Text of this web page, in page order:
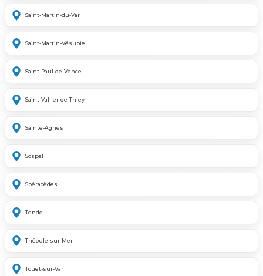
Saint-Martin-du-Var
Saint-Martin-Vésubie
Saint-Paul-de-Vence
Saint-Vallier-de-Thiey
Sainte-Agnès
Sospel
Spéracèdes
Tende
Théoule-sur-Mer
Touët-sur-Var